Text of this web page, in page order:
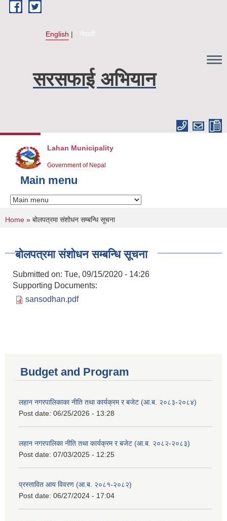
Skip to main content
English नेपाली
सरसफाई अभियान
Lahan Municipality
Government of Nepal
Main menu
You are here
Home » बोलपत्रमा संशोधन सम्बन्धि सूचना
बोलपत्रमा संशोधन सम्बन्धि सूचना
Submitted on: Tue, 09/15/2020 - 14:26
Supporting Documents:
sansodhan.pdf
Budget and Program
लहान नगरपालिकाका नीति तथा कार्यक्रम र बजेट (आ.ब. २०८३-२०८४)
Post date: 06/25/2026 - 13:28
लहान नगरपालिका नीति तथा कार्यक्रम र बजेट (आ.ब. २०८२-२०८३)
Post date: 07/03/2025 - 12:25
प्रस्तावित आय विवरण (आ.ब. २०८१-२०८२)
Post date: 06/27/2024 - 17:04